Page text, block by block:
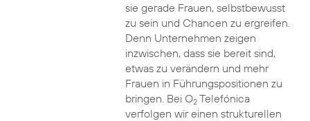
sie gerade Frauen, selbstbewusst
zu sein und Chancen zu ergreifen.
Denn Unternehmen zeigen
inzwischen, dass sie bereit sind,
etwas zu verändern und mehr
Frauen in Führungspositionen zu
bringen. Bei O2Telefónica
verfolgen wir einen strukturellen